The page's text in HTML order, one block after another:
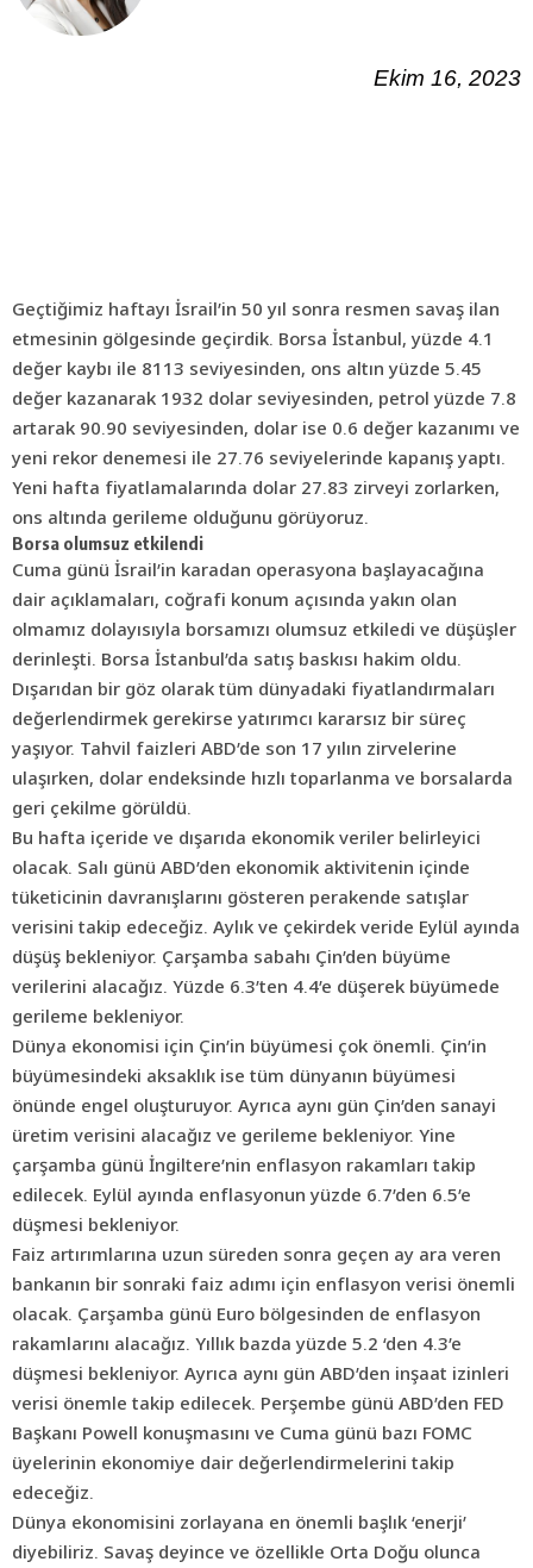
Ekim 16, 2023
Geçtiğimiz haftayı İsrail’in 50 yıl sonra resmen savaş ilan
etmesinin gölgesinde geçirdik. Borsa İstanbul, yüzde 4.1
değer kaybı ile 8113 seviyesinden, ons altın yüzde 5.45
değer kazanarak 1932 dolar seviyesinden, petrol yüzde 7.8
artarak 90.90 seviyesinden, dolar ise 0.6 değer kazanımı ve
yeni rekor denemesi ile 27.76 seviyelerinde kapanış yaptı.
Yeni hafta fiyatlamalarında dolar 27.83 zirveyi zorlarken,
ons altında gerileme olduğunu görüyoruz.
Borsa olumsuz etkilendi
Cuma günü İsrail’in karadan operasyona başlayacağına
dair açıklamaları, coğrafi konum açısında yakın olan
olmamız dolayısıyla borsamızı olumsuz etkiledi ve düşüşler
derinleşti. Borsa İstanbul’da satış baskısı hakim oldu.
Dışarıdan bir göz olarak tüm dünyadaki fiyatlandırmaları
değerlendirmek gerekirse yatırımcı kararsız bir süreç
yaşıyor. Tahvil faizleri ABD’de son 17 yılın zirvelerine
ulaşırken, dolar endeksinde hızlı toparlanma ve borsalarda
geri çekilme görüldü.
Bu hafta içeride ve dışarıda ekonomik veriler belirleyici
olacak. Salı günü ABD’den ekonomik aktivitenin içinde
tüketicinin davranışlarını gösteren perakende satışlar
verisini takip edeceğiz. Aylık ve çekirdek veride Eylül ayında
düşüş bekleniyor. Çarşamba sabahı Çin’den büyüme
verilerini alacağız. Yüzde 6.3’ten 4.4’e düşerek büyümede
gerileme bekleniyor.
Dünya ekonomisi için Çin’in büyümesi çok önemli. Çin’in
büyümesindeki aksaklık ise tüm dünyanın büyümesi
önünde engel oluşturuyor. Ayrıca aynı gün Çin’den sanayi
üretim verisini alacağız ve gerileme bekleniyor. Yine
çarşamba günü İngiltere’nin enflasyon rakamları takip
edilecek. Eylül ayında enflasyonun yüzde 6.7’den 6.5’e
düşmesi bekleniyor.
Faiz artırımlarına uzun süreden sonra geçen ay ara veren
bankanın bir sonraki faiz adımı için enflasyon verisi önemli
olacak. Çarşamba günü Euro bölgesinden de enflasyon
rakamlarını alacağız. Yıllık bazda yüzde 5.2 ‘den 4.3’e
düşmesi bekleniyor. Ayrıca aynı gün ABD’den inşaat izinleri
verisi önemle takip edilecek. Perşembe günü ABD’den FED
Başkanı Powell konuşmasını ve Cuma günü bazı FOMC
üyelerinin ekonomiye dair değerlendirmelerini takip
edeceğiz.
Dünya ekonomisini zorlayana en önemli başlık ‘enerji’
diyebiliriz. Savaş deyince ve özellikle Orta Doğu olunca